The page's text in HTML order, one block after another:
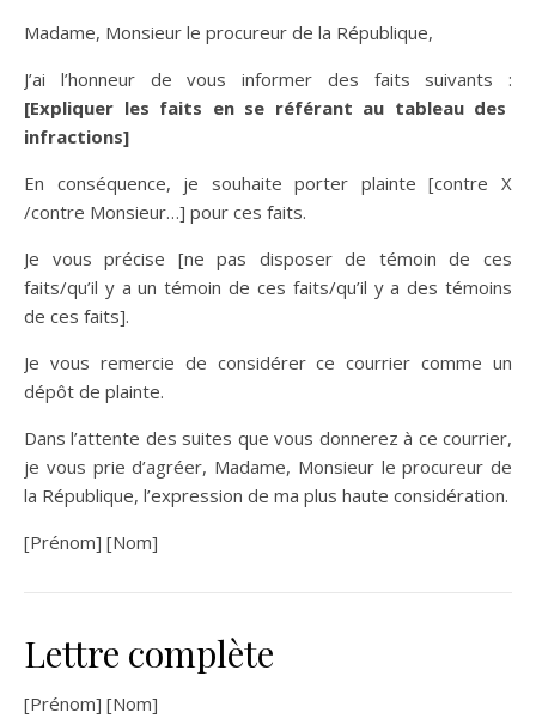
Madame, Monsieur le procureur de la République,
J’ai l’honneur de vous informer des faits suivants :
[Expliquer les faits en se référant au tableau des
infractions]
En conséquence, je souhaite porter plainte [contre X
/contre Monsieur…] pour ces faits.
Je vous précise [ne pas disposer de témoin de ces
faits/qu’il y a un témoin de ces faits/qu’il y a des témoins
de ces faits].
Je vous remercie de considérer ce courrier comme un
dépôt de plainte.
Dans l’attente des suites que vous donnerez à ce courrier,
je vous prie d’agréer, Madame, Monsieur le procureur de
la République, l’expression de ma plus haute considération.
[Prénom] [Nom]
Lettre complète
[Prénom] [Nom]